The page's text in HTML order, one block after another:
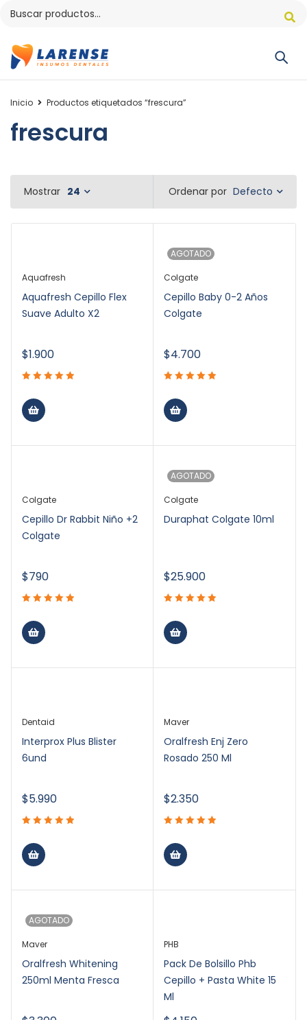
Inicio Productos etiquetados “frescura”
frescura
Ordenar por Defecto
Mostrar 24
Aquafresh
Aquafresh Cepillo Flex
Suave Adulto X2
$1.900
AGOTADO
Colgate
Cepillo Baby 0-2 Años
Colgate
$4.700
Colgate
Cepillo Dr Rabbit Niño +2
Colgate
$790
AGOTADO
Colgate
Duraphat Colgate 10ml
$25.900
Dentaid
Interprox Plus Blister
6und
$5.990
Maver
Oralfresh Enj Zero
Rosado 250 Ml
$2.350
AGOTADO
Maver
Oralfresh Whitening
250ml Menta Fresca
PHB
Pack De Bolsillo Phb
Cepillo + Pasta White 15
Ml